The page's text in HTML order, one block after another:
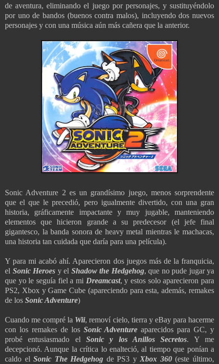
de aventura, eliminando el juego por personajes, y sustituyéndolo
por uno de bandos (buenos contra malos), incluyendo dos nuevos
personajes y con una música aún más cañera que la anterior.
Sonic Adventure 2 es un grandísimo juego, menos sorprendente
que el que le precedió, pero igualmente divertido, con una gran
historia, gráficamente impactante y muy jugable, manteniendo
elementos que hicieron grande a su predecesor (el jefe final
gigantesco, la banda sonora de heavy metal mientras le machacas,
una historia tan cuidada que daría para una película).
Y para mi acabó ahí. Aparecieron dos juegos más de la franquicia,
el Sonic Heroes y el Shadow the Hedgehog, que no pude jugar ya
que yo le seguía fiel a mi Dreamcast, y estos solo aparecieron para
PS2, Xbox y Game Cube (apareciendo para esta, además, remakes
de los Sonic Adventure)
Cuando me compré la Wii, removí cielo, tierra y eBay para hacerme
con los remakes de los Sonic Adventure aparecidos para GC, y
probé entusiasmado el Sonic y los Anillos Secretos. Y me
decepcionó. Aunque la crítica lo enalteció, al tiempo que ponían a
caldo elSonic The Hedgehog de PS3 y Xbox 360(este último,